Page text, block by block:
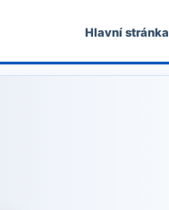
Hlavní stránka